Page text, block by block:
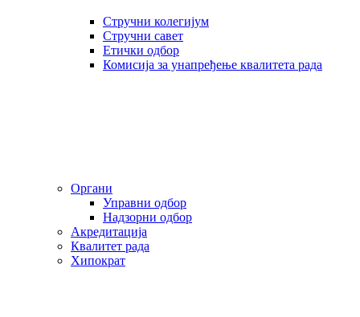
Стручни колегијум
Стручни савет
Етички одбор
Комисија за унапређење квалитета рада
Органи
Управни одбор
Надзорни одбор
Акредитација
Квалитет рада
Хипократ